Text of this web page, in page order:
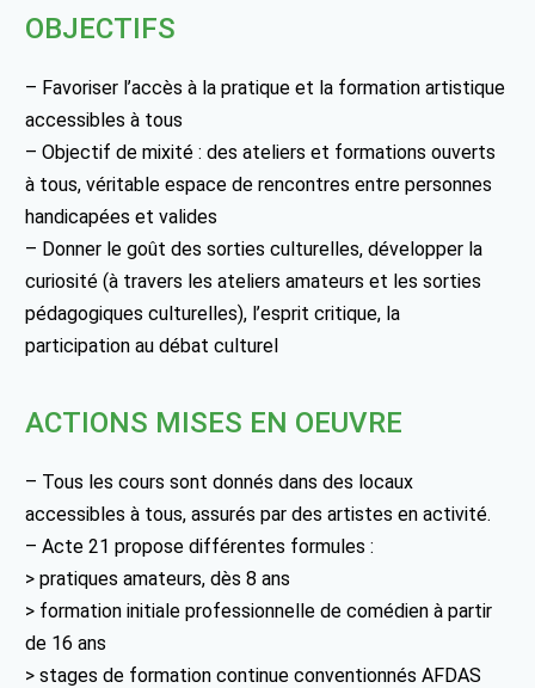
OBJECTIFS
– Favoriser l’accès à la pratique et la formation artistique
accessibles à tous
– Objectif de mixité : des ateliers et formations ouverts
à tous, véritable espace de rencontres entre personnes
handicapées et valides
– Donner le goût des sorties culturelles, développer la
curiosité (à travers les ateliers amateurs et les sorties
pédagogiques culturelles), l’esprit critique, la
participation au débat culturel
ACTIONS MISES EN OEUVRE
– Tous les cours sont donnés dans des locaux
accessibles à tous, assurés par des artistes en activité.
– Acte 21 propose différentes formules :
> pratiques amateurs, dès 8 ans
> formation initiale professionnelle de comédien à partir
de 16 ans
> stages de formation continue conventionnés AFDAS